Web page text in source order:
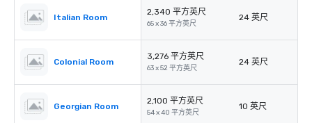
Italian Room
2,340 平方英尺
65 x 36 平方英尺
24 英尺
Colonial Room
3,276 平方英尺
63 x 52 平方英尺
24 英尺
Georgian Room
2,100 平方英尺
54 x 40 平方英尺
10 英尺